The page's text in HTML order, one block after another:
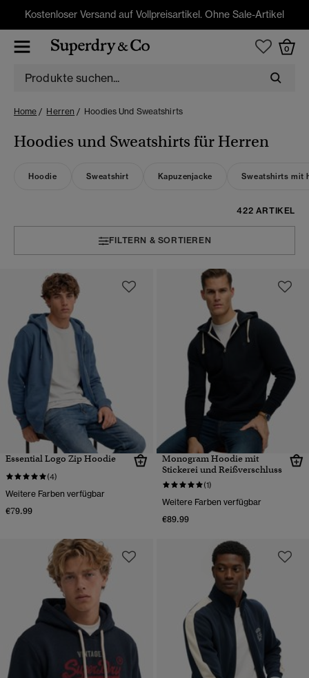
Kostenloser Versand auf Vollpreisartikel. Ohne Sale-Artikel
0
Home Herren Hoodies Und Sweatshirts
Hoodies und Sweatshirts für Herren
Hoodie Sweatshirt Kapuzenjacke Sweatshirts mit
422 ARTIKEL
FILTERN & SORTIEREN
Essential Logo Zip Hoodie
(4)
Weitere Farben verfügbar
€79.99
Monogram Hoodie mit
Stickerei und Reißverschluss
(1)
Weitere Farben verfügbar
€89.99